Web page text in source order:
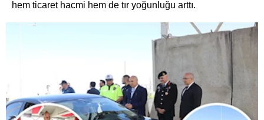
hem ticaret hacmi hem de tır yoğunluğu arttı.